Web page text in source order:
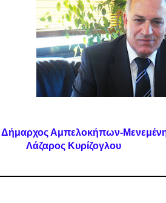
Δήμαρχος Αμπελοκήπων-
Λάζαρος Κυρίζογλου